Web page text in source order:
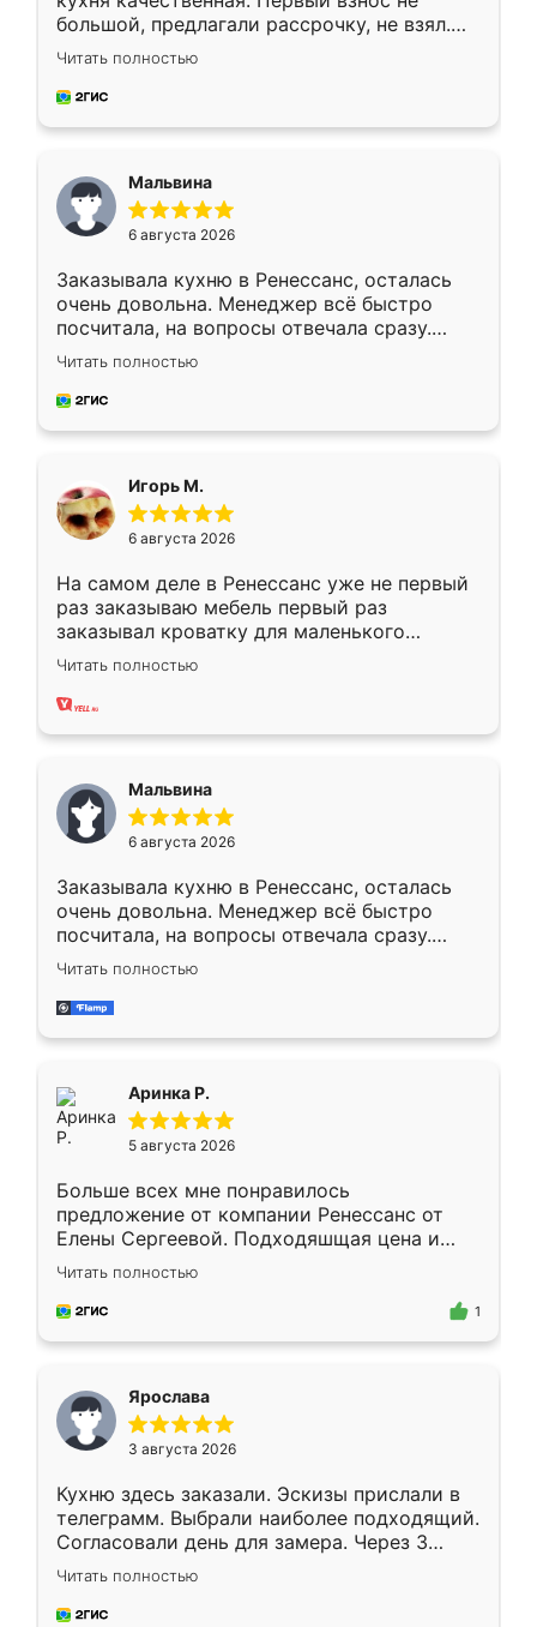
большой, предлагали рассрочку, не взял.
Ждал меньше месяца, сборщик с прямыми
руками. По цене вышло адекватно.
Рекомендую!
Читать полностью
Мальвина
6 августа 2026
Заказывала кухню в Ренессанс, осталась
очень довольна. Менеджер всё быстро
посчитала, на вопросы отвечала сразу.
Замерщик приехал в субботу, подошёл к
делу со всей ответственностью. Собрали
за день, ребята работали аккуратно, даже
Читать полностью
Игорь М.
6 августа 2026
На самом деле в Ренессанс уже не первый
раз заказываю мебель первый раз
заказывал кроватку для маленького
ребёнка при его рождении ,во второй раз
заказал шкаф-купе. По качеству очень
хорошее сборка достаточно быстрая,
меньше, здесь же он более разнообразный.
Мне нравится ,если что-то потребуется из
мебели буду заказывать только здесь.
Читать полностью
Мальвина
6 августа 2026
Заказывала кухню в Ренессанс, осталась
очень довольна. Менеджер всё быстро
посчитала, на вопросы отвечала сразу.
Замерщик приехал в субботу, подошёл к
делу со всей ответственностью. Собрали
за день, ребята работали аккуратно, даже
Читать полностью
Аринка Р.
5 августа 2026
Больше всех мне понравилось
предложение от компании Ренессанс от
Елены Сергеевой. Подходяшщая цена и
короткие сроки изготовления. Приехавший
для замера сотрудник Владислав
предложил по моему эскизу самый
Читать полностью
1
Ярослава
3 августа 2026
Кухню здесь заказали. Эскизы прислали в
телеграмм. Выбрали наиболее подходящий.
Согласовали день для замера. Через 3
недели кухня была уже готова. Остались
довольны работой. Спасибо Ренессанс
мебель за качественную работу!
Читать полностью